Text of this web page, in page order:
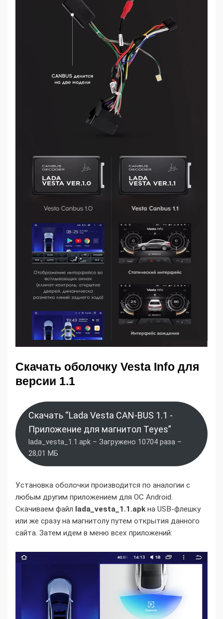
Скачать оболочку Vesta Info для
версии 1.1
Скачать “Lada Vesta CAN-BUS 1.1 -
Приложение для магнитол Teyes”
lada_vesta_1.1.apk – Загружено 10704 раза –
28,01 МБ
Установка оболочки производится по аналогии с
любым другим приложением для ОС Android.
Скачиваем файл lada_vesta_1.1.apkна USB-флешку
или же сразу на магнитолу путем открытия данного
сайта. Затем идем в меню всех приложений: